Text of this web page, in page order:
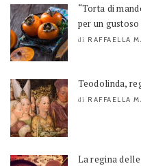
“Torta di
per un gustoso
di RAFFAELLA
Teodolinda,
di RAFFAELLA
La regina